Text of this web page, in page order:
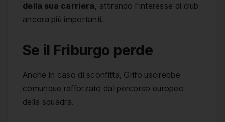
della sua carriera, attirando l’interesse di club
ancora più importanti.
Se il Friburgo perde
Anche in caso di sconfitta, Grifo uscirebbe
comunque rafforzato dal percorso europeo
della squadra.